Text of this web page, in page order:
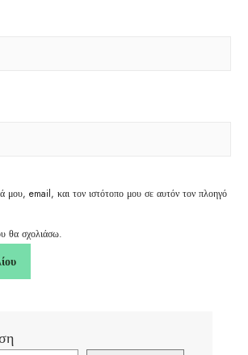
μου, email, και τον ιστότοπο μου σε αυτόν τον πλοηγό
θα σχολιάσω.